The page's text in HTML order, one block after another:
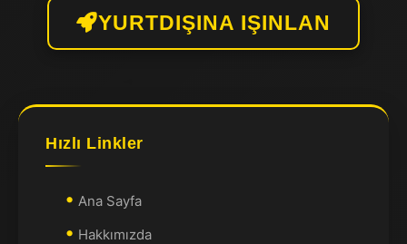
YURTDIŞINA IŞINLAN
Hızlı Linkler
Ana Sayfa
Hakkımızda